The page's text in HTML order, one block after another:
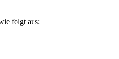
folgt aus: